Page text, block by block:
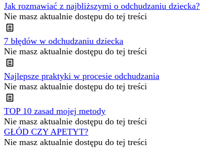
Jak rozmawiać z najbliższymi o odchudzaniu dziecka?
Nie masz aktualnie dostępu do tej treści
7 błędów w odchudzaniu dziecka
Nie masz aktualnie dostępu do tej treści
Najlepsze praktyki w procesie odchudzania
Nie masz aktualnie dostępu do tej treści
TOP 10 zasad mojej metody
Nie masz aktualnie dostępu do tej treści
GŁÓD CZY APETYT?
Nie masz aktualnie dostępu do tej treści